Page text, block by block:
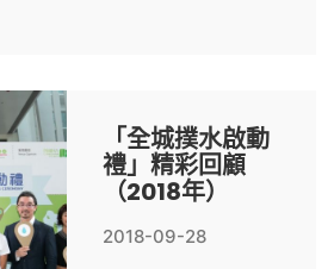
「全城撲水啟動
禮」精彩回顧
（2018年）
2018-09-28